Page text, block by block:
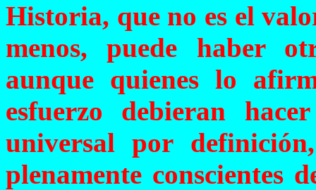
Historia, que no es el
menos, puede haber
aunque quienes lo
esfuerzo debieran
universal por
plenamente conscientes